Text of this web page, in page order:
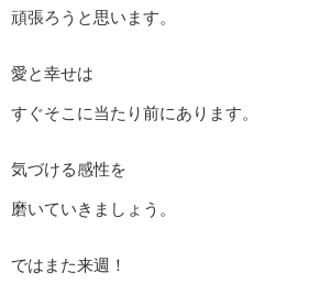
頑張ろうと思います。
愛と幸せは
すぐそこに当たり前にあります。
気づける感性を
磨いていきましょう。
ではまた来週！